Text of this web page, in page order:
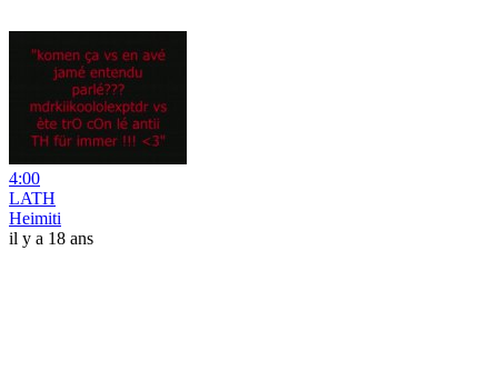
4:00
LATH
Heimiti
il y a 18 ans